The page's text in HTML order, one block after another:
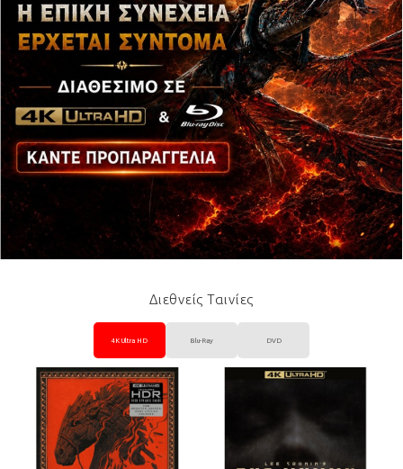
Διεθνείς Ταινίες
4K Ultra HD Blu-Ray DVD